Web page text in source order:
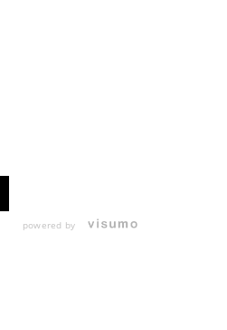
powered by